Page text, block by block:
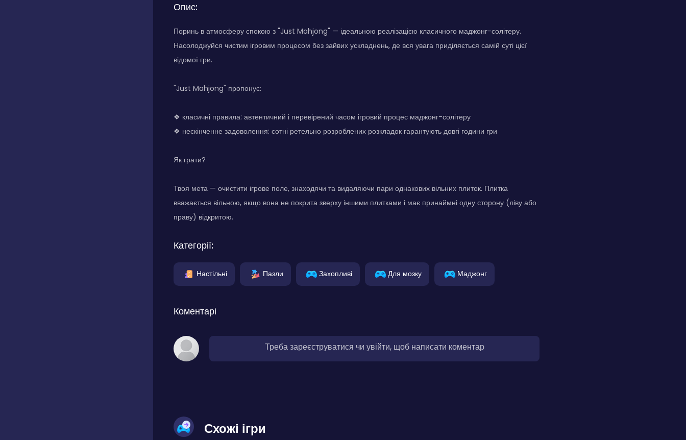
Опис:
Поринь в атмосферу спокою з "Just Mahjong" — ідеальною реалізацією класичного маджонг-солітеру.
Насолоджуйся чистим ігровим процесом без зайвих ускладнень, де вся увага приділяється самій суті цієї
відомої гри.
"Just Mahjong" пропонує:
❖ класичні правила: автентичний і перевірений часом ігровий процес маджонг-солітеру
❖ нескінченне задоволення: сотні ретельно розроблених розкладок гарантують довгі години гри
Як грати?
Твоя мета — очистити ігрове поле, знаходячи та видаляючи пари однакових вільних плиток. Плитка
вважається вільною, якщо вона не покрита зверху іншими плитками і має принаймні одну сторону (ліву або
праву) відкритою.
Категорії:
Настільні Пазли Захопливі Для мозку Маджонг
Коментарі
Треба зареєструватися чи увійти, щоб написати коментар
Схожі ігри